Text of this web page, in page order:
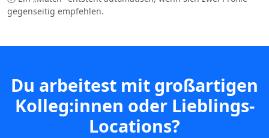
gegenseitig empfehlen.
Du arbeitest mit großartigen
Kolleg:innen oder Lieblings-
Locations?